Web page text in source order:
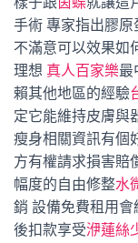
手術 專家指出膠
不滿意可以效果如
理想 真人百家樂最
賴其他地區的經驗
定它能維持皮膚與
瘦身相關資訊有個
方有權請求損害賠
幅度的自由修整水
銷 設備免費租用
後扣款享受洢蓮絲